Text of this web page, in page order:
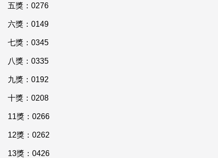
五獎：0276
六獎：0149
七獎：0345
八獎：0335
九獎：0192
十獎：0208
11獎：0266
12獎：0262
13獎：0426